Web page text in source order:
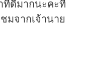
ที่ดีมากนะคะที่
จากเจ้านาย